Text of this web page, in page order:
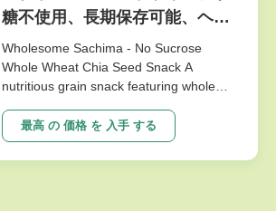
糖不使用、長期保存可能、ヘル
シーおやつ
Wholesome Sachima - No Sucrose
Whole Wheat Chia Seed Snack A
nutritious grain snack featuring whole
formulated without sucrose for healthy
energy needs. Perfect for health-
conscious consumers seeking long shelf
最高 の 価格 を 入手 する